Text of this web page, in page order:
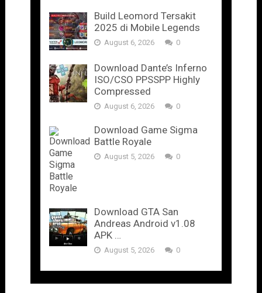
Build Leomord Tersakit
2025 di Mobile Legends
August 6, 2026 0
Download Dante’s Inferno
ISO/CSO PPSSPP Highly
Compressed
August 6, 2026 0
Download Game Sigma
Battle Royale
August 5, 2026 0
Download GTA San
Andreas Android v1.08
APK …
August 5, 2026 0